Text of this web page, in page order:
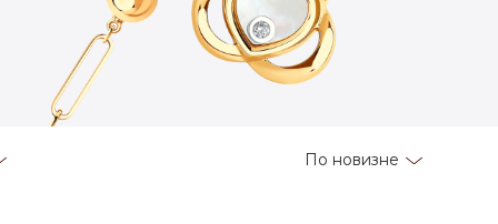
По новизне